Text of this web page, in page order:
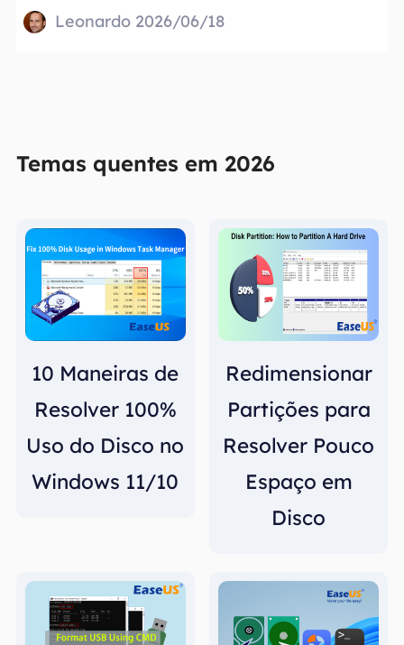
Leonardo 2026/06/18
Temas quentes em 2026
10 Maneiras de
Resolver 100%
Uso do Disco no
Windows 11/10
Redimensionar
Partições para
Resolver Pouco
Espaço em
Disco